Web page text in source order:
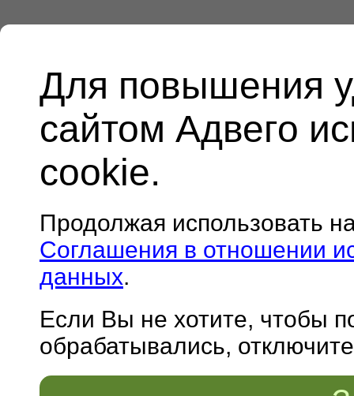
Для повышения
сайтом Адвего
cookie.
Продолжая использовать
Соглашения в отношении
данных.
Если Вы не хотите, чтобы
обрабатывались,